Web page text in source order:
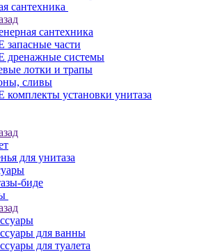
сантехника
сантехника
запасные части
дренажные системы
лотки и трапы
сливы
комплекты установки унитаза
для унитаза
биде
для ванны
для туалета